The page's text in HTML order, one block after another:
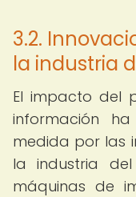
3.2.
la industria
El impacto del
información
medida por las
la industria
máquinas de